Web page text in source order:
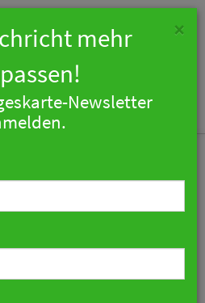
der
2021
×
mehr
Newsletter